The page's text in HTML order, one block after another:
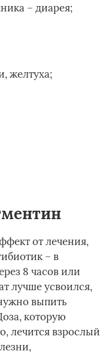
– диарея;
желтуха;
от лечения,
– в
8 часов или
лучше усвоился,
выпить
которую
лечится взрослый